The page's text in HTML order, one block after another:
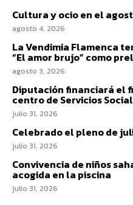
Cultura y ocio en el
agosto 4, 2026
La Vendimia Flamenca
“El amor brujo” como
agosto 3, 2026
Diputación financiará el
centro de Servicios
julio 31, 2026
Celebrado el pleno de
julio 31, 2026
Convivencia de niños
acogida en la piscina
julio 31, 2026